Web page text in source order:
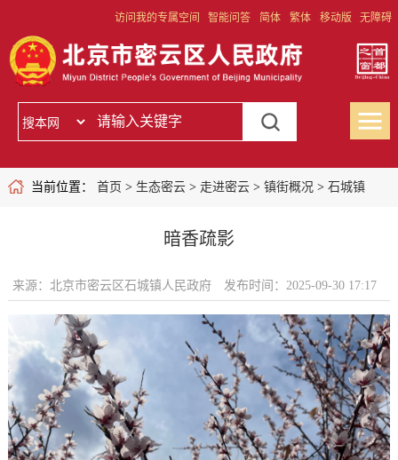
访问我的专属空间 智能问答 简体 繁体 移动版 无障碍
当前位置： 首页 > 生态密云> 走进密云> 镇街概况 > 石城镇
暗香疏影
来源：北京市密云区石城镇人民政府 发布时间：2025-09-30 17:17